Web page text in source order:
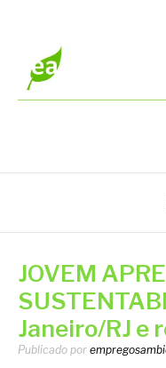
conteúdo
JOVEM
Janeiro/RJ e
Publicado por